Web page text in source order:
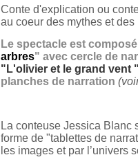
Conte d'explication ou
au coeur des mythes et
Le spectacle est
arbres" avec cercle de
"L'olivier et le grand vent
planches de narration
La conteuse Jessica Blanc
forme de "tablettes de
les images et par l’univers